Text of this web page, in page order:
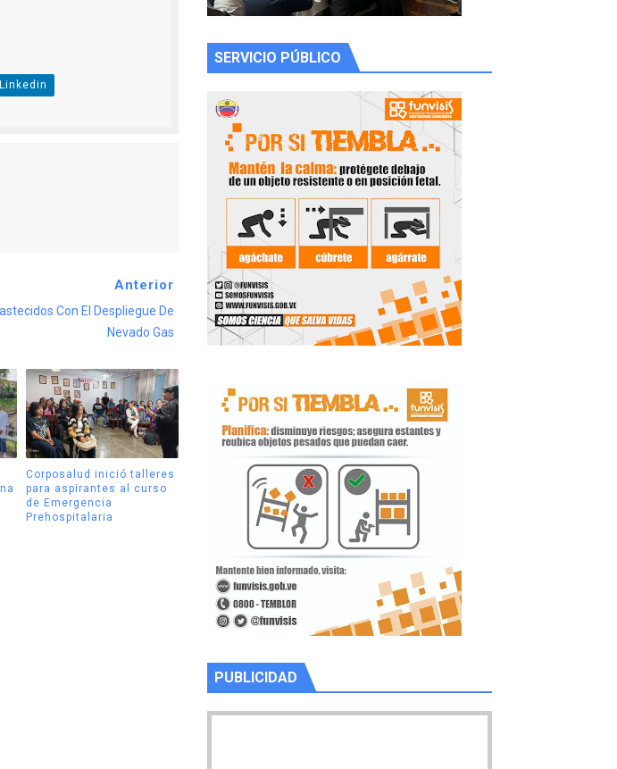
Linkedin
Anterior
Con El Despliegue De
Nevado Gas
Corposalud inició talleres
para aspirantes al curso
de Emergencia
Prehospitalaria
SERVICIO PÚBLICO
PUBLICIDAD